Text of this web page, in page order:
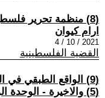
(8) منظمة تحرير فلسطين..جدال ونقاش
ارام كيوان
2021 / 10 / 4
القضية الفلسطينية
(5) والاخيرة - الوحدة الوطنية، المشتركة والموحدة